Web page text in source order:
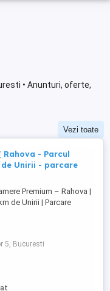
• Anunturi, oferte,
Vezi toate
- Parcul
de Unirii - parcare
Premium – Rahova |
de Unirii | Parcare
la doar 2 km de Piața
centru și multiple
Preț: 550 €/lună Loc
5, Bucuresti